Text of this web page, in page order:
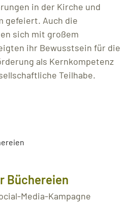
in der Kirche und
gefeiert. Auch die
sich mit großem
ihr Bewusstsein für die
als Kernkompetenz
Teilhabe.
Büchereien
Media-Kampagne